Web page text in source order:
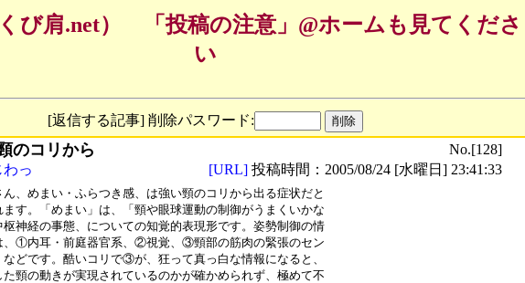
び肩.net） 「投稿の注意」@ホームも見てくださ
い
[返信する記事] 削除パスワード:
のコリから
No.[128]
わっ
[URL] 投稿時間：2005/08/24 [水曜日] 23:41:33
ん、めまい・ふらつき感、は強い頸のコリから出る症状だと
ます。「めまい」は、「頸や眼球運動の制御がうまくいかな
枢神経の事態、についての知覚的表現形です。姿勢制御の情
、①内耳・前庭器官系、②視覚、③頸部の筋肉の緊張のセン
などです。酷いコリで③が、狂って真っ白な情報になると、
た頸の動きが実現されているのかが確かめられず、極めて不